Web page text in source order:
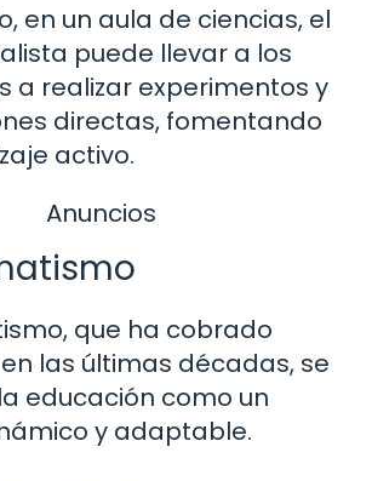
en un aula de ciencias, el
puede llevar a los
a realizar experimentos y
directas, fomentando
activo.
Anuncios
que ha cobrado
las últimas décadas, se
educación como un
y adaptable.